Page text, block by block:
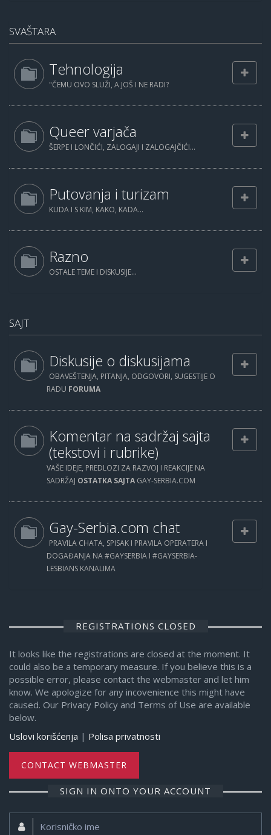
SVAŠTARA
Tehnologija
"ČEMU OVO SLUŽI, A JOŠ I NE RADI?
Queer varjača
ŠERPE I LONČIĆI, ZALOGAJI I ZALOGAJČIĆI...
Putovanja i turizam
KUDA I S KIM, KAKO, KADA...
Razno
OSTALE TEME I DISKUSIJE...
SAJT
Diskusije o diskusijama
OBAVEŠTENJA, PITANJA, ODGOVORI, SUGESTIJE O
RADU FORUMA
Komentar na sadržaj sajta
(tekstovi i rubrike)
VAŠE IDEJE, PREDLOZI ZA RAZVOJ I REAKCIJE NA
SADRŽAJ OSTATKA SAJTA GAY-SERBIA.COM
Gay-Serbia.com chat
PRAVILA CHATA, SPISAK I PRAVILA OPERATERA I
DOGAĐANJA NA #GAYSERBIA I #GAYSERBIA-
LESBIANS KANALIMA
REGISTRATIONS CLOSED
It looks like the registrations are closed at the moment. It
could also be a temporary measure. If you believe this is a
possible error, please contact the webmaster and let him
know. We apologize for any incovenience this might have
caused. Our Privacy Policy and Terms of Use are available
below.
Uslovi korišćenja | Polisa privatnosti
CONTACT WEBMASTER
SIGN IN ONTO YOUR ACCOUNT
Korisničko